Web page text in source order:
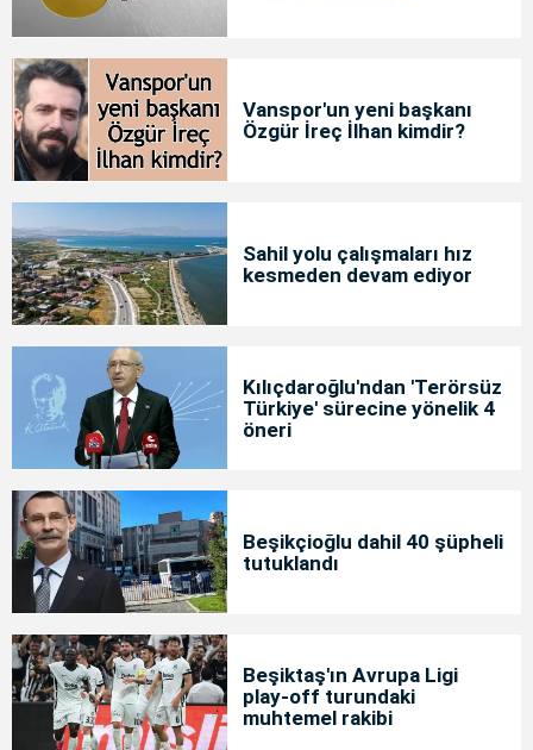
Vanspor'un yeni başkanı
Özgür İreç İlhan kimdir?
Sahil yolu çalışmaları hız
kesmeden devam ediyor
Kılıçdaroğlu'ndan 'Terörsüz
Türkiye' sürecine yönelik 4
öneri
Beşikçioğlu dahil 40 şüpheli
tutuklandı
Beşiktaş'ın Avrupa Ligi
play-off turundaki
muhtemel rakibi